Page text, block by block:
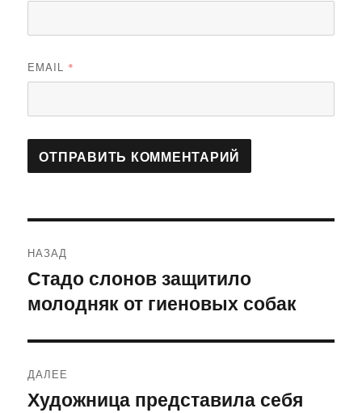
EMAIL *
по
записям
НАЗАД
Предыдущая
запись:
Стадо слонов защитило
молодняк от гиеновых собак
ДАЛЕЕ
Следующая
Художница представила себя